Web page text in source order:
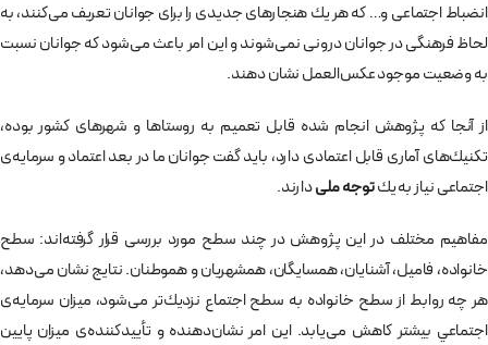
انضباط اجتماعی و… كه هر يك هنجارهای جديدی را برای جوانان تعريف می‌كنند، به
لحاظ فرهنگی در جوانان درونی نمی‌شوند و اين امر باعث می‌شود كه جوانان نسبت
به وضعيت موجود عكس‌العمل نشان دهند.
از آنجا كه پژوهش انجام شده قابل تعميم به روستاها و شهرهای كشور بوده،
تكنيك‌های آماری قابل اعتمادی دارد، بايد گفت جوانان ما در بعد اعتماد و سرمايه‌ی
اجتماعی نياز به يكتوجه ملیدارند.
مفاهيم مختلف در اين پژوهش در چند سطح مورد بررسی قرار گرفته‌اند: سطح
خانواده،‌ فاميل، آشنايان، همسايگان، همشهريان و هموطنان. نتايج نشان می‌دهد،
هر چه روابط از سطح خانواده‌ به سطح اجتماع نزديك‌تر می‌شود، ميزان سرمايه‌ی
اجتماعي بيشتر كاهش می‌يابد. اين امر نشان‌دهنده و تأييدكننده‌ی ميزان پايين